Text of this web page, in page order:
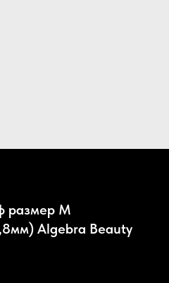
размер М
Algebra Beauty